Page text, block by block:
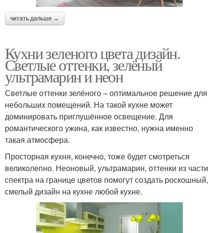
читать дальше →
Кухни зеленого цвета дизайн.
Светлые оттенки, зелёный
ультрамарин и неон
Светлые оттенки зелёного – оптимальное решение для
небольших помещений. На такой кухне может
доминировать приглушённое освещение. Для
романтического ужина, как известно, нужна именно
такая атмосфера.
Просторная кухня, конечно, тоже будет смотреться
великолепно. Неоновый, ультрамарин, оттенки из части
спектра на границе цветов помогут создать роскошный,
смелый дизайн на кухне любой кухне.